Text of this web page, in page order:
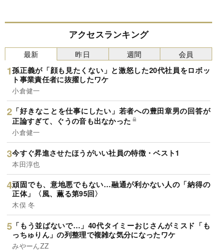
アクセスランキング
最新
孫正義が「顔も見たくない」と激怒した20代社員をロボッ
ト事業責任者に抜擢したワケ
小倉健一
「好きなことを仕事にしたい」若者への豊田章男の回答が
正論すぎて、ぐうの音も出なかった
小倉健一
今すぐ昇進させたほうがいい社員の特徴・ベスト1
本田淳也
頑固でも、意地悪でもない…融通が利かない人の「納得の
正体」〈風、薫る第95回〉
木俣 冬
「もう並ばないで…」40代タイミーおじさんがミスド「も
っちゅりん」の列整理で複雑な気分になったワケ
みやーんZZ
昨日 週間 会員